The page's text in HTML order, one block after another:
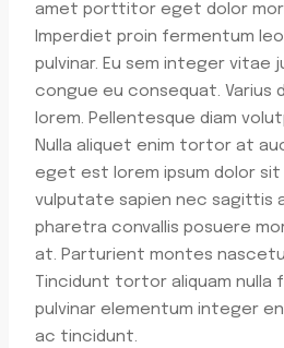
amet porttitor eget dolor
Imperdiet proin fermentum
pulvinar. Eu sem integer vitae
congue eu consequat.
lorem. Pellentesque diam
Nulla aliquet enim tortor at
eget est lorem ipsum dolor sit
vulputate sapien nec sagittis
pharetra convallis posuere
at. Parturient montes
Tincidunt tortor aliquam nulla
pulvinar elementum integer
ac tincidunt.